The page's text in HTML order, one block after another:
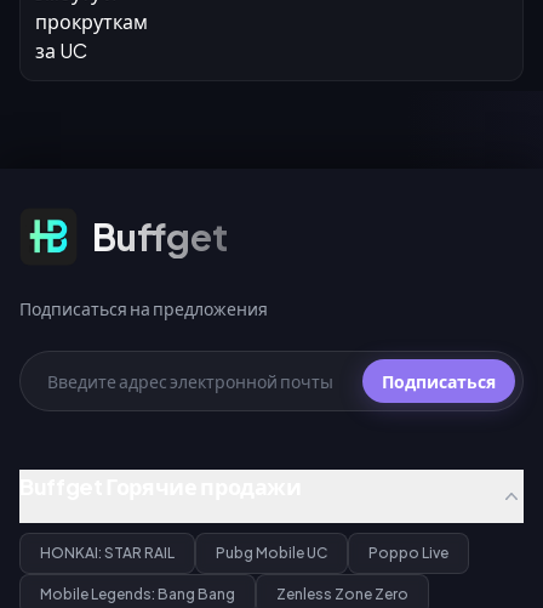
Подписаться на предложения
Buffget
Подписаться на предложения
Подписаться
HONKAI: STAR RAIL Pubg Mobile UC Poppo Live
Mobile Legends: Bang Bang Zenless Zone Zero